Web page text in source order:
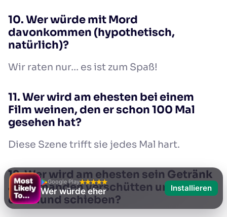
10. Wer würde mit Mord
davonkommen (hypothetisch,
natürlich)?
Wir raten nur… es ist zum Spaß!
11. Wer wird am ehesten bei einem
Film weinen, den er schon 100 Mal
gesehen hat?
Diese Szene trifft sie jedes Mal hart.
12. Wer wird am ehesten sein Getränk
auf jemanden verschütten und es auf
den Hund schieben?
Google Play
Wer würde eher Installieren